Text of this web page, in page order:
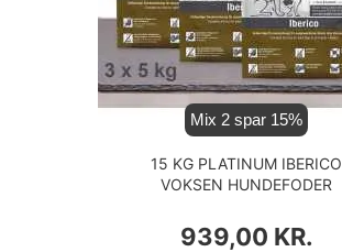
Mix 2 spar 15%
15 KG PLATINUM IBERICO
VOKSEN HUNDEFODER
PRIS
939,00 KR.